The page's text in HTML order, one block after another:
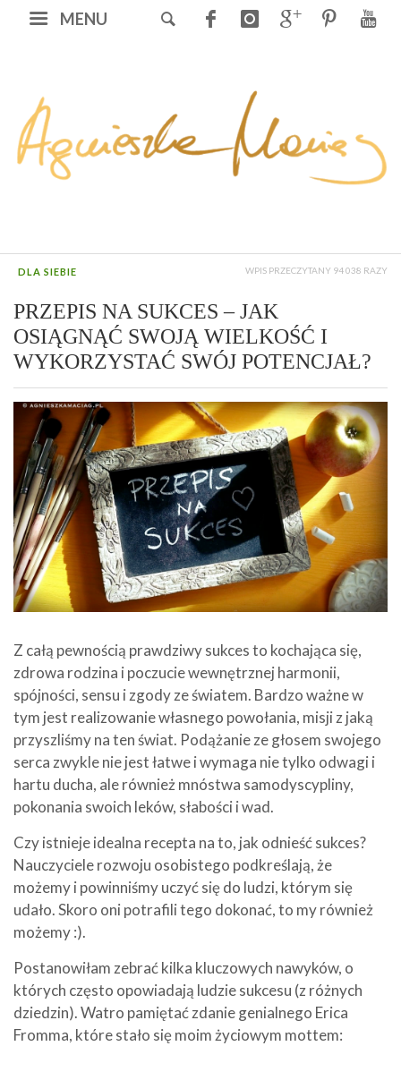
MENU
DLA SIEBIE WPIS PRZECZYTANY 94 038 RAZY
PRZEPIS NA SUKCES – JAK
OSIĄGNĄĆ SWOJĄ WIELKOŚĆ I
WYKORZYSTAĆ SWÓJ POTENCJAŁ?
Z całą pewnością prawdziwy sukces to kochająca się,
zdrowa rodzina i poczucie wewnętrznej harmonii,
spójności, sensu i zgody ze światem. Bardzo ważne w
tym jest realizowanie własnego powołania, misji z jaką
przyszliśmy na ten świat. Podążanie ze głosem swojego
serca zwykle nie jest łatwe i wymaga nie tylko odwagi i
hartu ducha, ale również mnóstwa samodyscypliny,
pokonania swoich leków, słabości i wad.
Czy istnieje idealna recepta na to, jak odnieść sukces?
Nauczyciele rozwoju osobistego podkreślają, że
możemy i powinniśmy uczyć się do ludzi, którym się
udało. Skoro oni potrafili tego dokonać, to my również
możemy :).
Postanowiłam zebrać kilka kluczowych nawyków, o
których często opowiadają ludzie sukcesu (z różnych
dziedzin). Watro pamiętać zdanie genialnego Erica
Fromma, które stało się moim życiowym mottem: